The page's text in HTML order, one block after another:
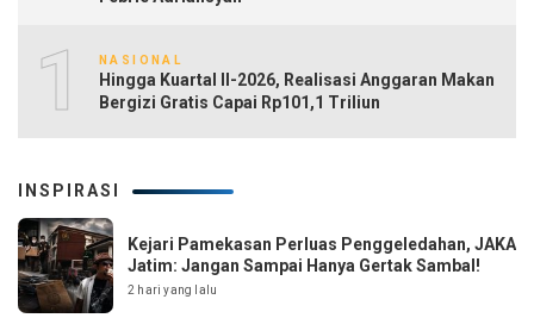
10NASIONAL
Hingga Kuartal II-2026, Realisasi Anggaran Makan
Bergizi Gratis Capai Rp101,1 Triliun
INSPIRASI
Kejari Pamekasan Perluas Penggeledahan, JAKA
Jatim: Jangan Sampai Hanya Gertak Sambal!
2 hari yang lalu